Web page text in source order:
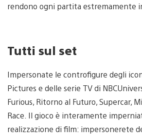
rendono ogni partita estremamente
Tutti sul set
Impersonate le controfigure degli
Pictures e delle serie TV di
Furious, Ritorno al Futuro, Supercar,
Race. Il gioco è interamente
realizzazione di film: impersonerete